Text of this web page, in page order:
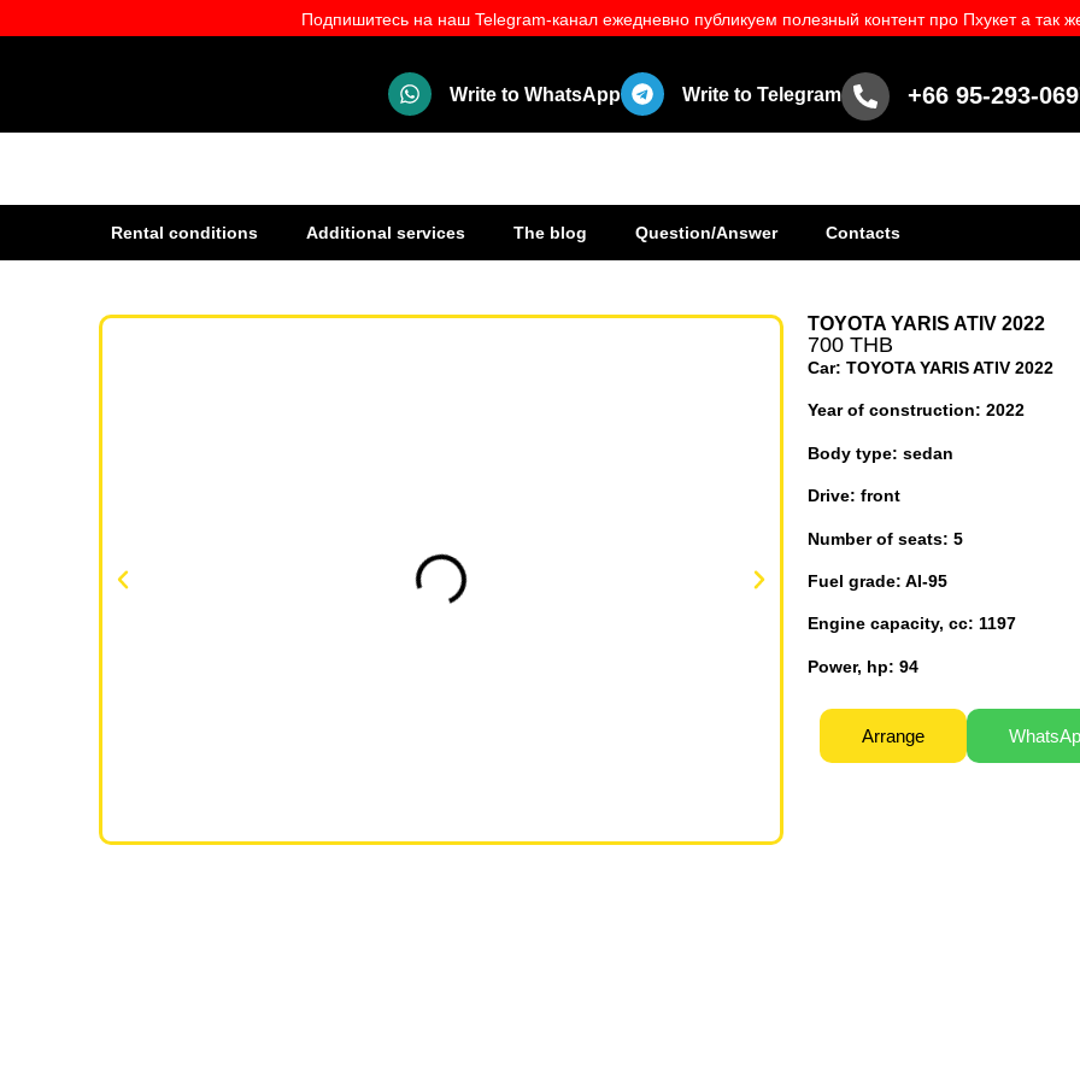
Подпишитесь на наш Telegram-канал ежедневно публикуем полезный контент про Пхукет а так
Write to WhatsApp Write to Telegram +66 95-293-
Rental conditions Additional services The blog Question/Answer Contacts
TOYOTA YARIS ATIV 2022
700 THB
Car: TOYOTA YARIS ATIV 2022
Year of construction: 2022
Body type: sedan
Drive: front
Number of seats: 5
Fuel grade: AI-95
Engine capacity, cc: 1197
Power, hp: 94
Arrange